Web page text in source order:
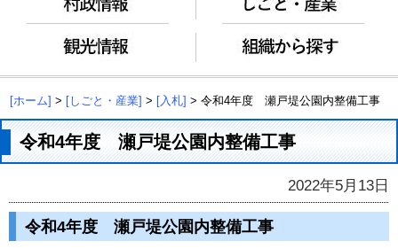
[ホーム] > [しごと・産業] > [入札] > 令和4年度 瀬戸堤公園内整備工事
令和4年度 瀬戸堤公園内整備工事
2022年5月13日
令和4年度 瀬戸堤公園内整備工事